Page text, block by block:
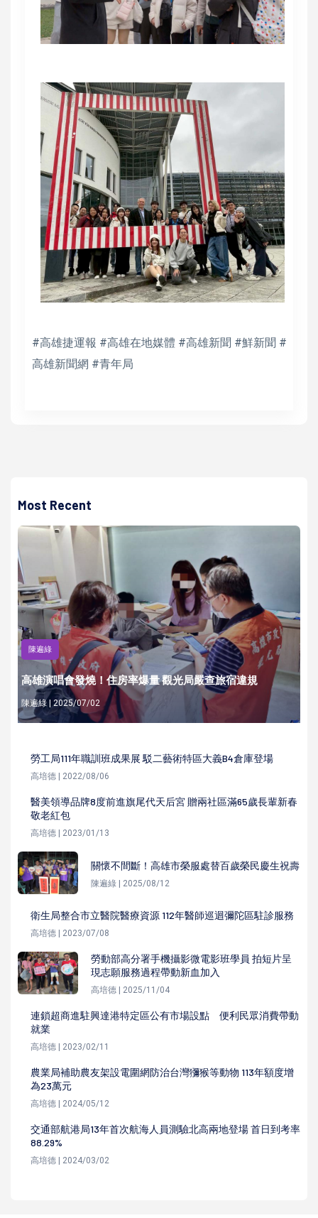
#高雄捷運報 #高雄在地媒體 #高雄新聞 #鮮新聞 #
高雄新聞網 #青年局
Most Recent
陳遍綠
高雄演唱會發燒！住房率爆量 觀光局嚴查旅宿違規
陳遍綠 | 2025/07/02
勞工局111年職訓班成果展 駁二藝術特區大義B4倉庫登場
高培德 | 2022/08/06
醫美領導品牌8度前進旗尾代天后宮 贈兩社區滿65歲長輩新春
敬老紅包
高培德 | 2023/01/13
關懷不間斷！高雄市榮服處替百歲榮民慶生祝壽
陳遍綠 | 2025/08/12
衛生局整合市立醫院醫療資源 112年醫師巡迴彌陀區駐診服務
高培德 | 2023/07/08
勞動部高分署手機攝影微電影班學員 拍短片呈
現志願服務過程帶動新血加入
高培德 | 2025/11/04
連鎖超商進駐興達港特定區公有市場設點 便利民眾消費帶動
就業
高培德 | 2023/02/11
農業局補助農友架設電圍網防治台灣獼猴等動物 113年額度增
為23萬元
高培德 | 2024/05/12
交通部航港局13年首次航海人員測驗北高兩地登場 首日到考率
88.29%
高培德 | 2024/03/02